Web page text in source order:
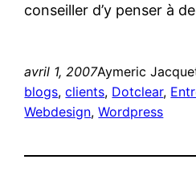
conseiller d’y penser à
avril 1, 2007Aymeric
blogs, clients, Dotclear,
Webdesign, Wordpress